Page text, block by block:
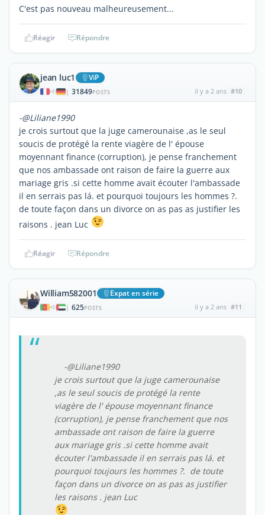
C'est pas nouveau malheureusement...
Réagir Répondre
jean luc1 ViP
| 31849POSTS il y a 2 ans #10
-@Liliane1990
je crois surtout que la juge camerounaise ,as le seul
soucis de protégé la rente viagère de l' épouse
moyennant finance (corruption), je pense franchement
que nos ambassade ont raison de faire la guerre aux
mariage gris .si cette homme avait écouter l'ambassade
il en serrais pas lá. et pourquoi toujours les hommes ?.
de toute façon dans un divorce on as pas as justifier les
raisons . jean Luc
Réagir Répondre
William582001 Expat en série
| 625POSTS il y a 2 ans #11
-@Liliane1990
je crois surtout que la juge camerounaise
,as le seul soucis de protégé la rente
viagère de l' épouse moyennant finance
(corruption), je pense franchement que nos
ambassade ont raison de faire la guerre
aux mariage gris .si cette homme avait
écouter l'ambassade il en serrais pas lá. et
pourquoi toujours les hommes ?. de toute
façon dans un divorce on as pas as justifier
les raisons . jean Luc